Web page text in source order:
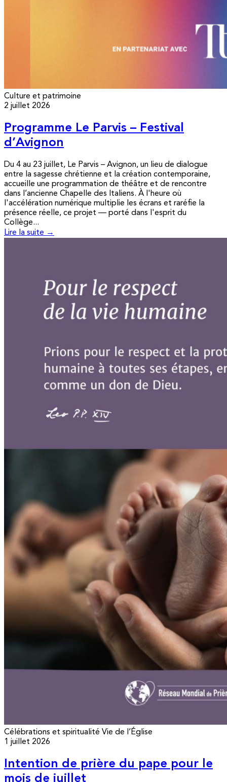
Culture et patrimoine
2 juillet 2026
Programme Le Parvis – Festival
d’Avignon
Du 4 au 23 juillet, Le Parvis – Avignon, un lieu de dialogue
entre la sagesse chrétienne et la création contemporaine,
accueille une programmation de théâtre et de rencontre
dans l’ancienne Chapelle des Italiens. À l'heure où
l'accélération numérique multiplie les écrans et raréfie la
présence réelle, ce projet — porté dans l'esprit du
Collège...
Lire la suite →
Célébrations et spiritualité Vie de l’Église
1 juillet 2026
Intention de prière du pape pour le
mois de juillet